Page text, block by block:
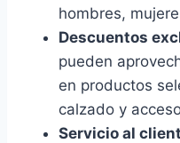
hombres,
Descuentos
pueden
en productos
calzado y
Servicio al